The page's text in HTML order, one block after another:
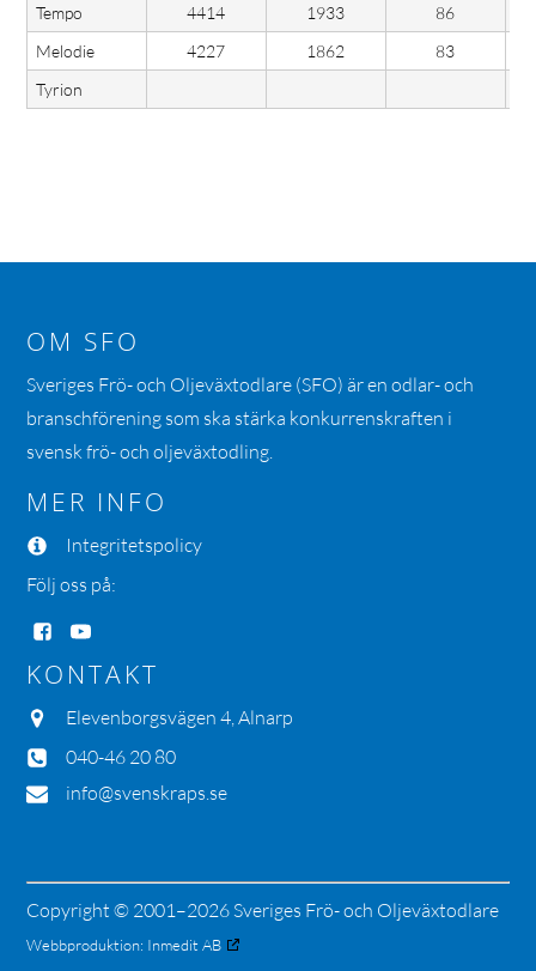
Tempo
4414 1933
86
Melodie
4227 1862
83
Tyrion
OM SFO
Sveriges Frö- och Oljeväxtodlare (SFO) är en odlar- och
branschförening som ska stärka konkurrenskraften i
svensk frö- och oljeväxtodling.
MER INFO
Integritetspolicy
Följ oss på:
KONTAKT
Elevenborgsvägen 4, Alnarp
040-46 20 80
info@svenskraps.se
Copyright © 2001–2026 Sveriges Frö- och Oljeväxtodlare
Webbproduktion: Inmedit AB